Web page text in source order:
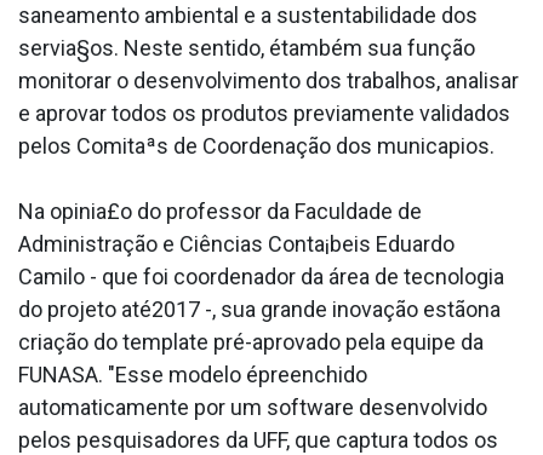
saneamento ambiental e a sustentabilidade dos
servia§os. Neste sentido, étambém sua função
monitorar o desenvolvimento dos trabalhos, analisar
e aprovar todos os produtos previamente validados
pelos Comitaªs de Coordenação dos munica­pios.
Na opinia£o do professor da Faculdade de
Administração e Ciências Conta¡beis Eduardo
Camilo - que foi coordenador da área de tecnologia
do projeto até2017 -, sua grande inovação estãona
criação do template pré-aprovado pela equipe da
FUNASA. "Esse modelo épreenchido
automaticamente por um software desenvolvido
pelos pesquisadores da UFF, que captura todos os